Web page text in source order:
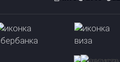
метан пропан